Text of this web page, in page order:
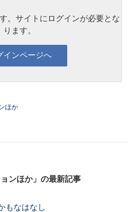
。サイトにログインが必要とな
ります。
ほか
ンほか」の最新記事
もなはなし